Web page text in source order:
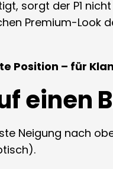
sorgt der P1
Premium-Look
Position – für
einen
Neigung nach